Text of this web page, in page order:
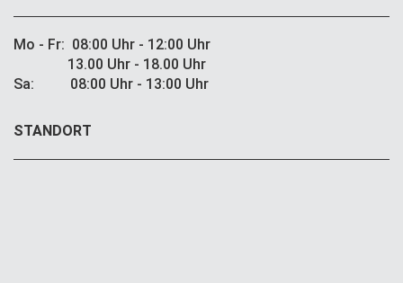
Mo - Fr: 08:00 Uhr - 12:00 Uhr
13.00 Uhr - 18.00 Uhr
Sa: 08:00 Uhr - 13:00 Uhr
STANDORT